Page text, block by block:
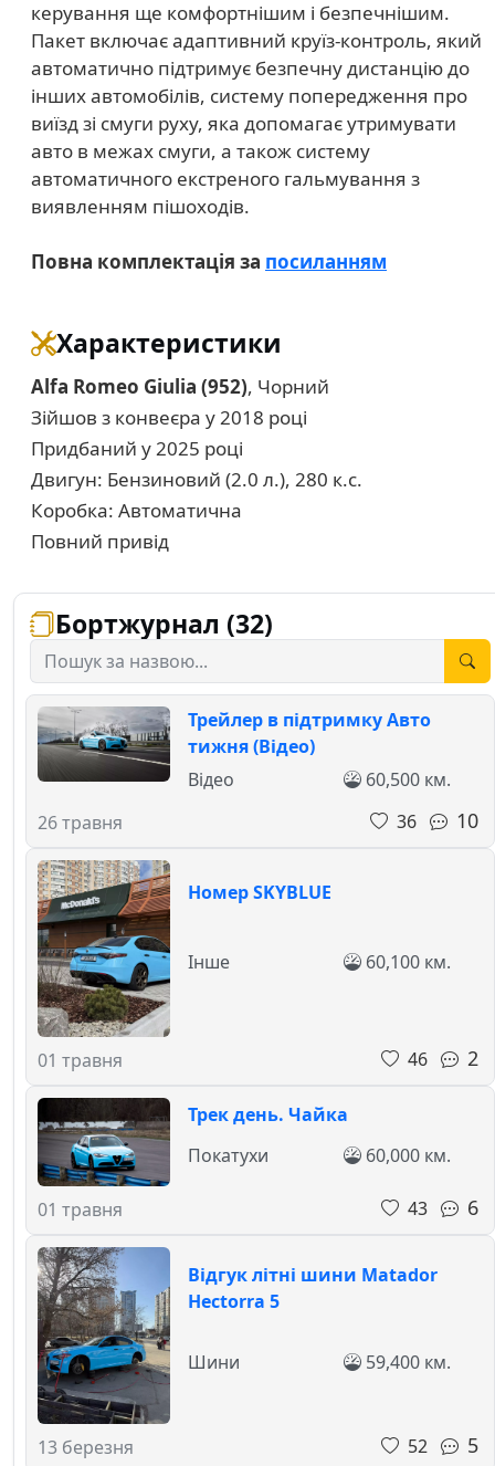
керування ще комфортнішим і безпечнішим.
Пакет включає адаптивний круїз-контроль, який
автоматично підтримує безпечну дистанцію до
інших автомобілів, систему попередження про
виїзд зі смуги руху, яка допомагає утримувати
авто в межах смуги, а також систему
автоматичного екстреного гальмування з
виявленням пішоходів.
Повна комплектація за посиланням
Характеристики
Alfa Romeo Giulia (952), Чорний
Зійшов з конвеєра у 2018 році
Придбаний у 2025 році
Двигун: Бензиновий (2.0 л.), 280 к.с.
Коробка: Автоматична
Повний привід
Бортжурнал (32)
Трейлер в підтримку Авто
тижня (Відео)
26 травня
Відео
60,500 км.
36
10
Номер SKYBLUE
01 травня
Інше 60,100 км.
46 2
Трек день. Чайка
01 травня
Покатухи 60,000 км.
43 6
Відгук літні шини Matador
Hectorra 5
13 березня
Шини 59,400 км.
52 5